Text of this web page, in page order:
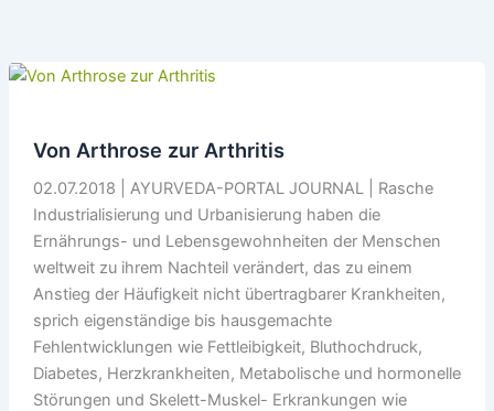
Von Arthrose zur Arthritis
02.07.2018 | AYURVEDA-PORTAL JOURNAL | Rasche
Industrialisierung und Urbanisierung haben die
Ernährungs- und Lebensgewohnheiten der Menschen
weltweit zu ihrem Nachteil verändert, das zu einem
Anstieg der Häufigkeit nicht übertragbarer Krankheiten,
sprich eigenständige bis hausgemachte
Fehlentwicklungen wie Fettleibigkeit, Bluthochdruck,
Diabetes, Herzkrankheiten, Metabolische und hormonelle
Störungen und Skelett-Muskel- Erkrankungen wie